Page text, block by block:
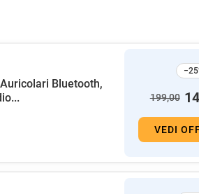
Bluetooth,
199,00
VEDI